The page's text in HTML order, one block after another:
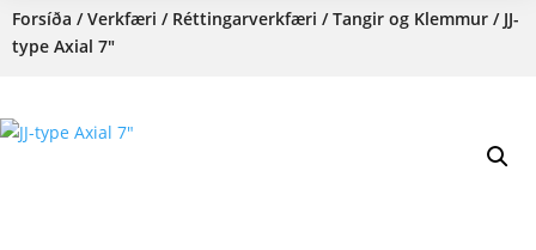
Forsíða /Verkfæri / Réttingarverkfæri /Tangir og Klemmur / JJ-
type Axial 7″